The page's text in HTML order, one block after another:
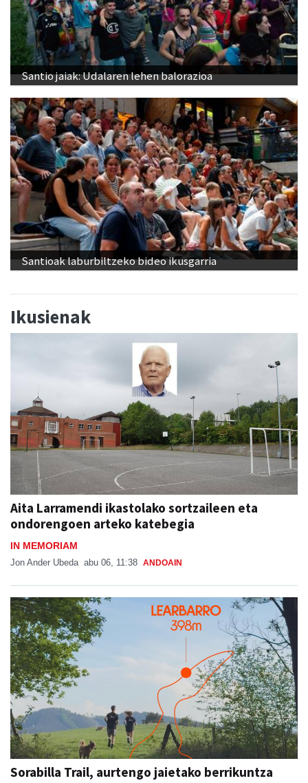
Santio jaiak: Udalaren lehen balorazioa
Santioak laburbiltzeko bideo ikusgarria
Ikusienak
Aita Larramendi ikastolako sortzaileen eta
ondorengoen arteko katebegia
IN MEMORIAM
Jon Ander Ubeda abu 06, 11:38 ANDOAIN
Sorabilla Trail, aurtengo jaietako berrikuntza